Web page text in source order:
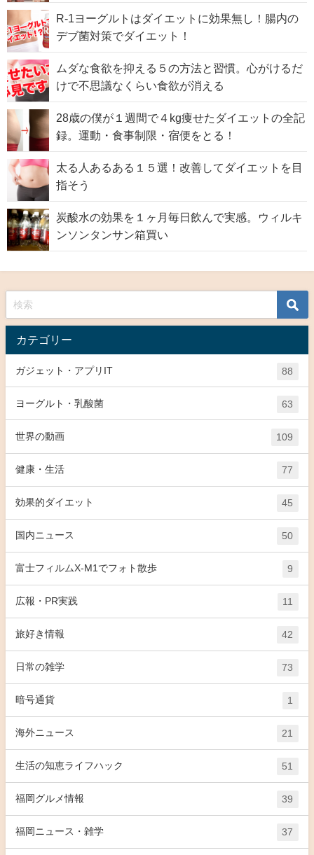
R-1ヨーグルトはダイエットに効果無し！腸内の
デブ菌対策でダイエット！
ムダな食欲を抑える５の方法と習慣。心がけるだ
けで不思議なくらい食欲が消える
28歳の僕が１週間で４kg痩せたダイエットの全記
録。運動・食事制限・宿便をとる！
太る人あるある１５選！改善してダイエットを目
指そう
炭酸水の効果を１ヶ月毎日飲んで実感。ウィルキ
ンソンタンサン箱買い
カテゴリー
ガジェット・アプリIT 88
ヨーグルト・乳酸菌 63
世界の動画 109
健康・生活 77
効果的ダイエット 45
国内ニュース 50
富士フィルムX-M1でフォト散歩 9
広報・PR実践 11
旅好き情報 42
日常の雑学 73
暗号通貨 1
海外ニュース 21
生活の知恵ライフハック 51
福岡グルメ情報 39
福岡ニュース・雑学 37